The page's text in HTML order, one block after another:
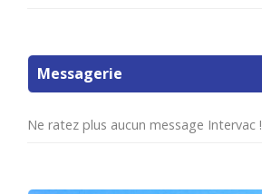
Messagerie
Ne ratez plus aucun message Intervac !